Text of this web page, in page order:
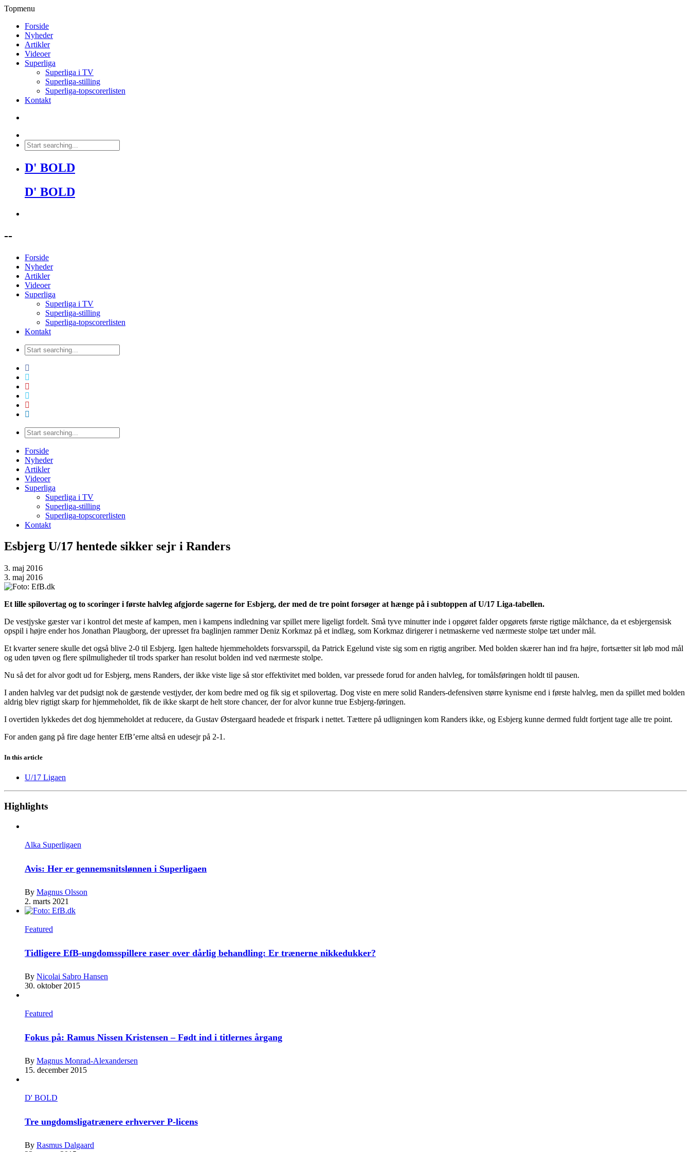
Topmenu
Forside
Nyheder
Artikler
Videoer
Superliga
Superliga i TV
Superliga-stilling
Superliga-topscorerlisten
Kontakt
D' BOLD
D' BOLD
--
Forside
Nyheder
Artikler
Videoer
Superliga
Superliga i TV
Superliga-stilling
Superliga-topscorerlisten
Kontakt
Forside
Nyheder
Artikler
Videoer
Superliga
Superliga i TV
Superliga-stilling
Superliga-topscorerlisten
Kontakt
Esbjerg U/17 hentede sikker sejr i Randers
3. maj 2016
3. maj 2016
Et lille spilovertag og to scoringer i første halvleg afgjorde sagerne for Esbjerg, der med de tre point forsøger at hænge på i subtoppen af U/17 Liga-tabellen.
De vestjyske gæster var i kontrol det meste af kampen, men i kampens indledning var spillet mere ligeligt fordelt. Små tyve minutter inde i opgøret falder opgørets første rigtige målchance, da et esbjergensisk
opspil i højre ender hos Jonathan Plaugborg, der upresset fra baglinjen rammer Deniz Korkmaz på et indlæg, som Korkmaz dirigerer i netmaskerne ved nærmeste stolpe tæt under mål.
Et kvarter senere skulle det også blive 2-0 til Esbjerg. Igen haltede hjemmeholdets forsvarsspil, da Patrick Egelund viste sig som en rigtig angriber. Med bolden skærer han ind fra højre, fortsætter sit løb mod mål
og uden tøven og flere spilmuligheder til trods sparker han resolut bolden ind ved nærmeste stolpe.
Nu så det for alvor godt ud for Esbjerg, mens Randers, der ikke viste lige så stor effektivitet med bolden, var pressede forud for anden halvleg, for tomålsføringen holdt til pausen.
I anden halvleg var det pudsigt nok de gæstende vestjyder, der kom bedre med og fik sig et spilovertag. Dog viste en mere solid Randers-defensiven større kynisme end i første halvleg, men da spillet med bolden
aldrig blev rigtigt skarp for hjemmeholdet, fik de ikke skarpt de helt store chancer, der for alvor kunne true Esbjerg-føringen.
I overtiden lykkedes det dog hjemmeholdet at reducere, da Gustav Østergaard headede et frispark i nettet. Tættere på udligningen kom Randers ikke, og Esbjerg kunne dermed fuldt fortjent tage alle tre point.
For anden gang på fire dage henter EfB’erne altså en udesejr på 2-1.
In this article
U/17 Ligaen
Highlights
Alka Superligaen
Avis: Her er gennemsnitslønnen i Superligaen
By Magnus Olsson
2. marts 2021
Featured
Tidligere EfB-ungdomsspillere raser over dårlig behandling: Er trænerne nikkedukker?
By Nicolai Sabro Hansen
30. oktober 2015
Featured
Fokus på: Ramus Nissen Kristensen – Født ind i titlernes årgang
By Magnus Monrad-Alexandersen
15. december 2015
D' BOLD
Tre ungdomsligatrænere erhverver P-licens
By Rasmus Dalgaard